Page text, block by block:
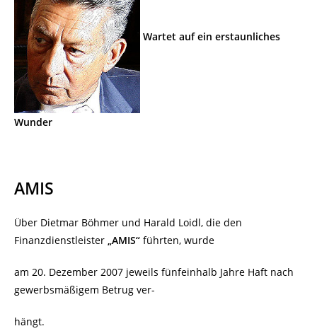
Wartet auf ein erstaunliches
Wunder
AMIS
Über Dietmar Böhmer und Harald Loidl, die den
Finanzdienstleister „AMIS“ führten, wurde
am 20. Dezember 2007 jeweils fünfeinhalb Jahre Haft nach
gewerbsmäßigem Betrug ver-
hängt.